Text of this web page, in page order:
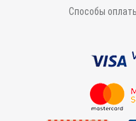
Способы